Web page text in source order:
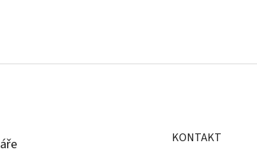
KONTAKT